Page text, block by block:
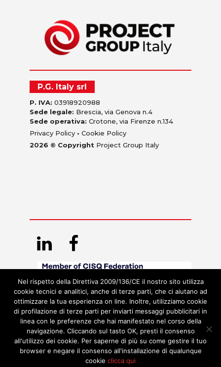
P.G. Italy srl
P. IVA: 03918920988
Sede legale: Brescia, via Genova n.4
Sede operativa: Crotone, via Firenze n.134
Privacy Policy • Cookie Policy
2026 © Copyright Project Group Italy
Nel rispetto della Direttiva 2009/136/CE il nostro sito utilizza
cookie tecnici e analitici, anche di terze parti, che ci aiutano ad
ottimizzare la tua esperienza on line. Inoltre, utilizziamo cookie
di profilazione di terze parti per inviarti messaggi pubblicitari in
linea con le preferenze che hai manifestato nel corso della
navigazione. Cliccando sul tasto OK, presti il consenso
all'utilizzo dei cookie. Per saperne di più su come gestire il tuo
browser e negare il consenso all'installazione di qualunque
cookie clicca qui